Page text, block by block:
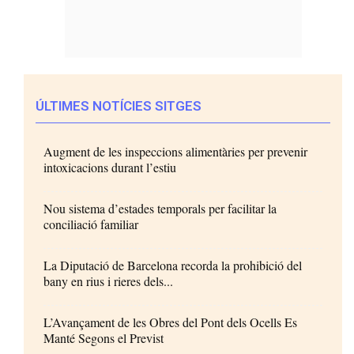
ÚLTIMES NOTÍCIES SITGES
Augment de les inspeccions alimentàries per prevenir
intoxicacions durant l’estiu
Nou sistema d’estades temporals per facilitar la
conciliació familiar
La Diputació de Barcelona recorda la prohibició del
bany en rius i rieres dels...
L’Avançament de les Obres del Pont dels Ocells Es
Manté Segons el Previst